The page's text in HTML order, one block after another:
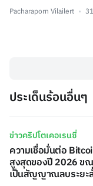
Pacharaporn Vilailert
ประเด็นร้อนอื่นๆ
ข่าวคริปโตเคอเรนซี่
ความเชื่อมั่นต่อ
สูงสุดของปี 2026 ข
เป็นสัญญาณลบระยะ